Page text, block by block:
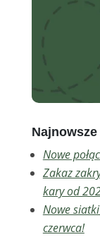
Najnowsze
Nowe
Zakaz
kary od
Nowe siatki
czerwca!